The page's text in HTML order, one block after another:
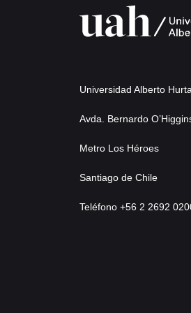
Universidad Alberto
Avda. Bernardo
Metro Los Héroes
Santiago de Chile
Teléfono +56 2 2692